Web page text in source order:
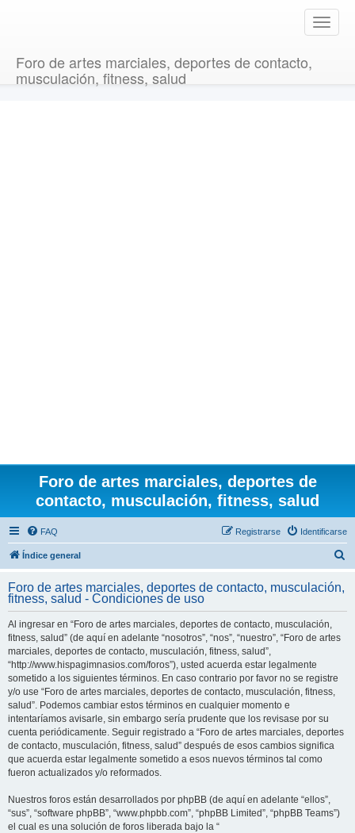
T
o
Foro de artes marciales, deportes de contacto,
musculación, fitness, salud
Foro de artes marciales, deportes de
contacto, musculación, fitness, salud
FAQ Identificarse
Registrarse
Índice general
c
Foro de artes marciales, deportes de contacto, musculación,
fitness, salud - Condiciones de uso
Al ingresar en “Foro de artes marciales, deportes de contacto, musculación,
fitness, salud” (de aquí en adelante “nosotros”, “nos”, “nuestro”, “Foro de artes
marciales, deportes de contacto, musculación, fitness, salud”,
“http://www.hispagimnasios.com/foros”), usted acuerda estar legalmente
sometido a los siguientes términos. En caso contrario por favor no se registre
y/o use “Foro de artes marciales, deportes de contacto, musculación, fitness,
salud”. Podemos cambiar estos términos en cualquier momento e
intentaríamos avisarle, sin embargo sería prudente que los revisase por su
cuenta periódicamente. Seguir registrado a “Foro de artes marciales, deportes
de contacto, musculación, fitness, salud” después de esos cambios significa
que acuerda estar legalmente sometido a esos nuevos términos tal como
fueron actualizados y/o reformados.
Nuestros foros están desarrollados por phpBB (de aquí en adelante “ellos”,
“sus”, “software phpBB”, “www.phpbb.com”, “phpBB Limited”, “phpBB Teams”)
el cual es una solución de foros liberada bajo la “